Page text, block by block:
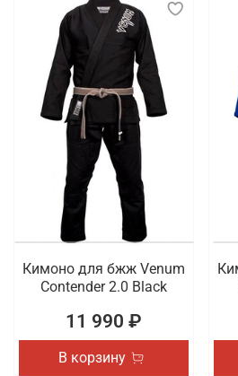
Кимоно для бжж Venum
Contender 2.0 Black
11 990 ₽
В корзину